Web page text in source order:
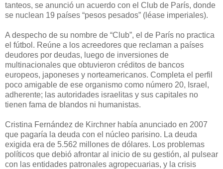
tanteos, se anunció un acuerdo con el Club de París, donde
se nuclean 19 países “pesos pesados” (léase imperiales).
A despecho de su nombre de “Club”, el de París no practica
el fútbol. Reúne a los acreedores que reclaman a países
deudores por deudas, luego de inversiones de
multinacionales que obtuvieron créditos de bancos
europeos, japoneses y norteamericanos. Completa el perfil
poco amigable de ese organismo como número 20, Israel,
adherente; las autoridades israelitas y sus capitales no
tienen fama de blandos ni humanistas.
Cristina Fernández de Kirchner había anunciado en 2007
que pagaría la deuda con el núcleo parisino. La deuda
exigida era de 5.562 millones de dólares. Los problemas
políticos que debió afrontar al inicio de su gestión, al pulsear
con las entidades patronales agropecuarias, y la crisis